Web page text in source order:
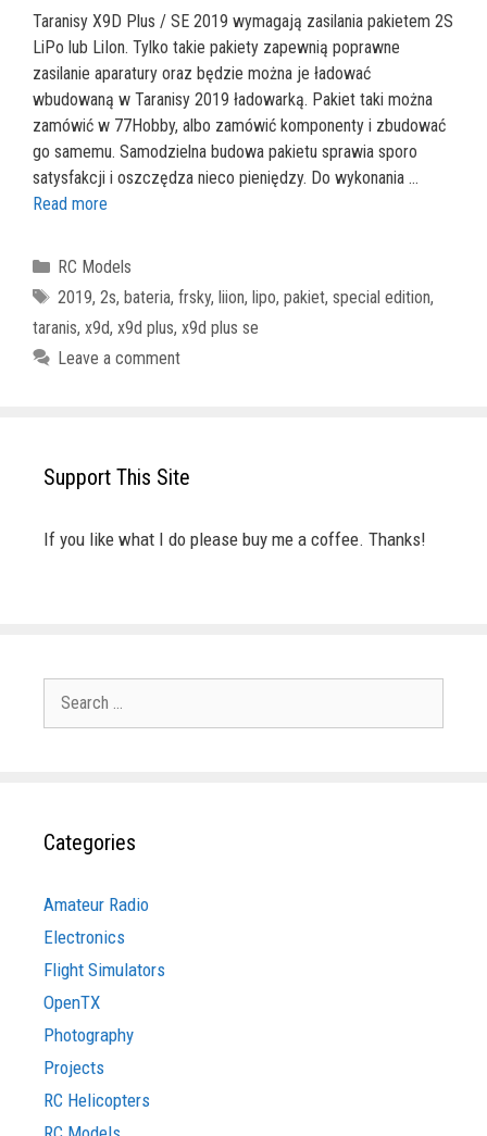
Taranisy X9D Plus / SE 2019 wymagają zasilania pakietem 2S
LiPo lub LiIon. Tylko takie pakiety zapewnią poprawne
zasilanie aparatury oraz będzie można je ładować
wbudowaną w Taranisy 2019 ładowarką. Pakiet taki można
zamówić w 77Hobby, albo zamówić komponenty i zbudować
go samemu. Samodzielna budowa pakietu sprawia sporo
satysfakcji i oszczędza nieco pieniędzy. Do wykonania …
Read more
Categories
RC Models
Tags
2019, 2s, bateria, frsky, liion, lipo, pakiet, special edition,
taranis, x9d, x9d plus, x9d plus se
Leave a comment
Support This Site
If you like what I do please buy me a coffee. Thanks!
Search
Categories
Amateur Radio
Electronics
Flight Simulators
OpenTX
Photography
Projects
RC Helicopters